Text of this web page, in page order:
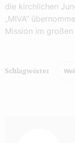
die kirchlichen
„MIVA“
Mission im
Schlagwörter